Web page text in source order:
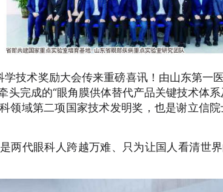
技术奖励大会传来重磅喜讯！由山东第一
头完成的“眼角膜供体替代产品关键技术体
领域第二项国家技术发明奖，也是谢立信
两代眼科人跨越万难、只为让国人看清世